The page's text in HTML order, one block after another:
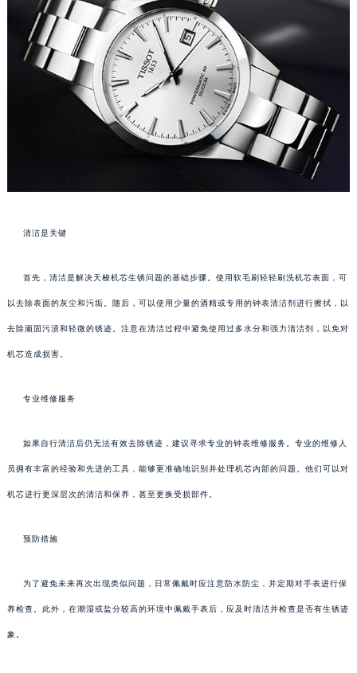
清洁是关键
首先，清洁是解决天梭机芯生锈问题的基础步骤。使用软毛刷轻轻刷洗机芯表面，可
以去除表面的灰尘和污垢。随后，可以使用少量的酒精或专用的钟表清洁剂进行擦拭，以
去除顽固污渍和轻微的锈迹。注意在清洁过程中避免使用过多水分和强力清洁剂，以免对
机芯造成损害。
专业维修服务
如果自行清洁后仍无法有效去除锈迹，建议寻求专业的钟表维修服务。专业的维修人
员拥有丰富的经验和先进的工具，能够更准确地识别并处理机芯内部的问题。他们可以对
机芯进行更深层次的清洁和保养，甚至更换受损部件。
预防措施
为了避免未来再次出现类似问题，日常佩戴时应注意防水防尘，并定期对手表进行保
养检查。此外，在潮湿或盐分较高的环境中佩戴手表后，应及时清洁并检查是否有生锈迹
象。